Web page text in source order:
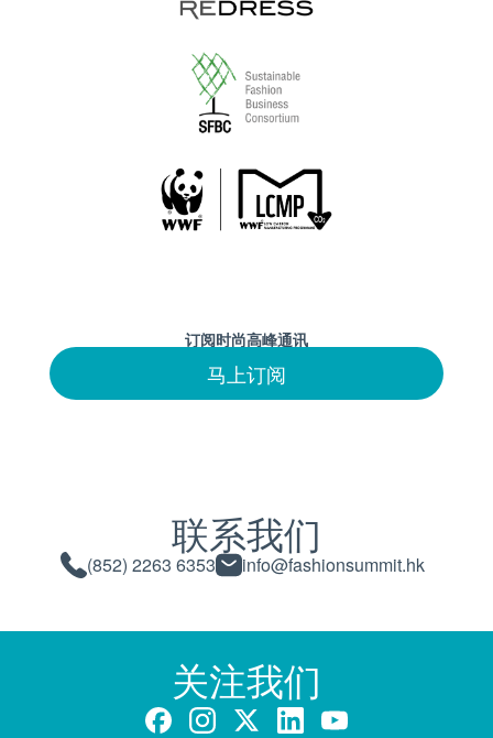
订阅时尚高峰通讯
马上订阅
联系我们
(852) 2263 6353 info@fashionsummit.hk
关注我们